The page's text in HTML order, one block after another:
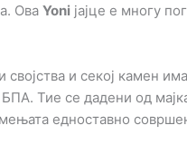
Ова Yoni јајце е многу
и секој камен
Тие се дадени од
едноставно